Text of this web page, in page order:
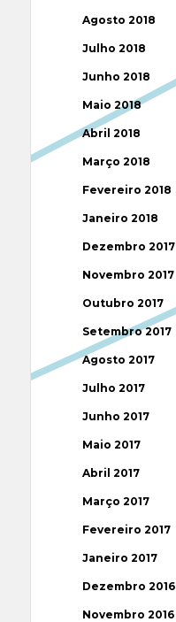
Agosto 2018
Julho 2018
Junho 2018
Maio 2018
Abril 2018
Março 2018
Fevereiro 2018
Janeiro 2018
Dezembro 2017
Novembro 2017
Outubro 2017
Setembro 2017
Agosto 2017
Julho 2017
Junho 2017
Maio 2017
Abril 2017
Março 2017
Fevereiro 2017
Janeiro 2017
Dezembro 2016
Novembro 2016